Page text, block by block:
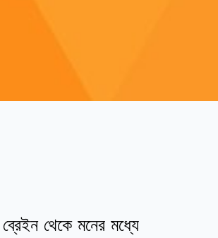
থেকে মনের মধ্যে